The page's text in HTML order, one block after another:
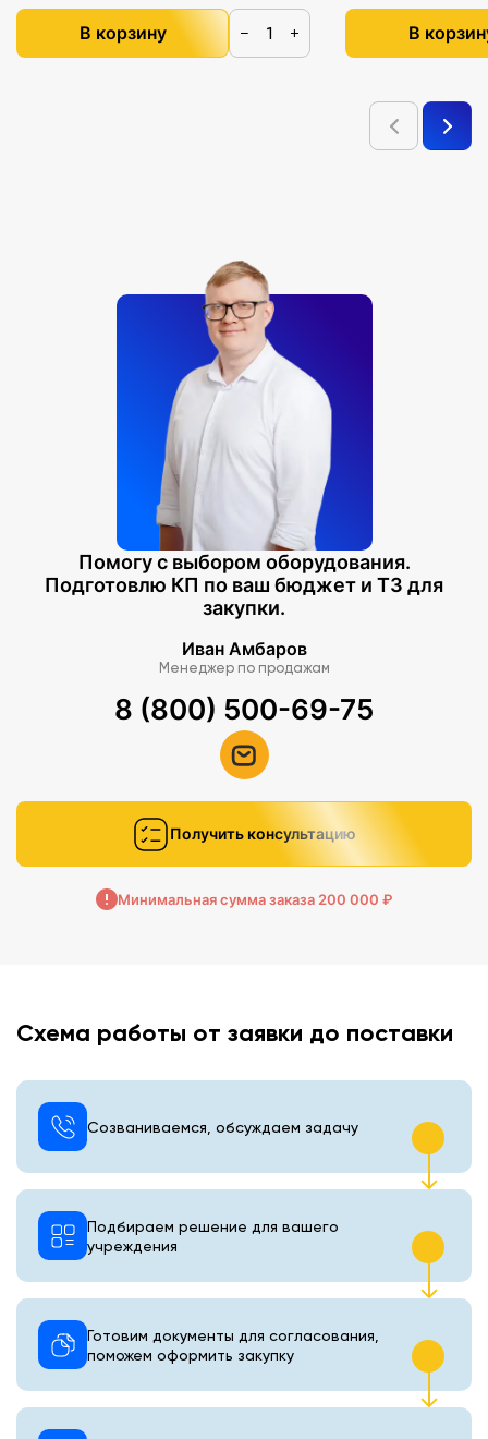
В корзину − + В
Помогу с выбором оборудования.
Подготовлю КП по ваш бюджет и ТЗ для
закупки.
Иван Амбаров
Менеджер по продажам
8 (800) 500-69-75
Получить консультацию
Минимальная сумма заказа 200 000 ₽
Схема работы от заявки до поставки
Созваниваемся, обсуждаем задачу
Подбираем решение для вашего
учреждения
Готовим документы для согласования,
поможем оформить закупку